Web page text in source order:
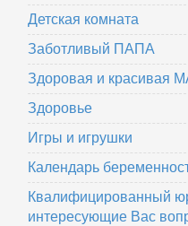
Детская комната
Заботливый ПАПА
Здоровая и красивая
Здоровье
Игры и игрушки
Календарь
Квалифицированный
интересующие Вас